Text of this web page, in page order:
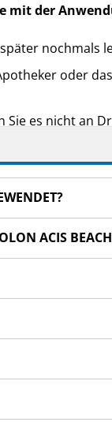
mit der
nochmals
oder
es nicht an
haben wie
Apotheker
ACIS